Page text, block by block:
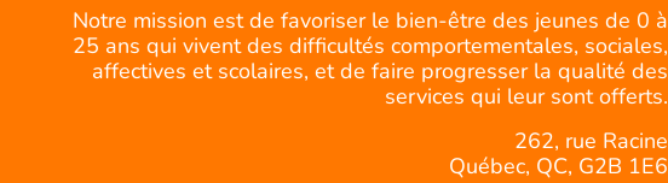
Notre mission est de favoriser le bien-être des jeunes de 0 à
25 ans qui vivent des difficultés comportementales, sociales,
affectives et scolaires, et de faire progresser la qualité des
services qui leur sont offerts.
262, rue Racine
Québec, QC, G2B 1E6